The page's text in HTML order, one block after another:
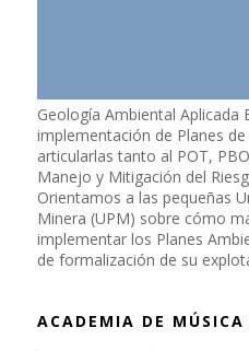
Geología Ambiental Aplicada
implementación de Planes
articularlas tanto al POT,
Manejo y Mitigación del
Orientamos a las pequeñas
Minera (UPM) sobre cómo
implementar los Planes
de formalización de su
ACADEMIA DE MÚSICA